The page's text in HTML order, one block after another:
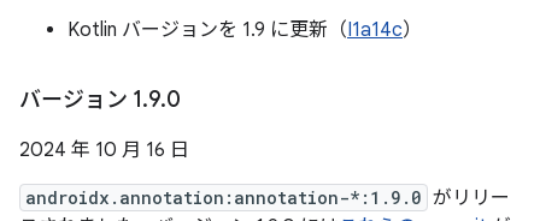
Kotlin バージョンを 1.9 に更新（I1a14c）
バージョン 1.9.0
2024 年 10 月 16 日
androidx.annotation:annotation-*:1.9.0 がリリー